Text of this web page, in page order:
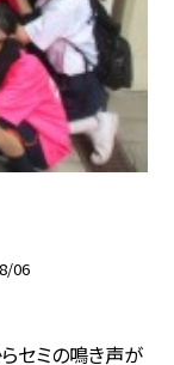
06
セミの鳴き声が